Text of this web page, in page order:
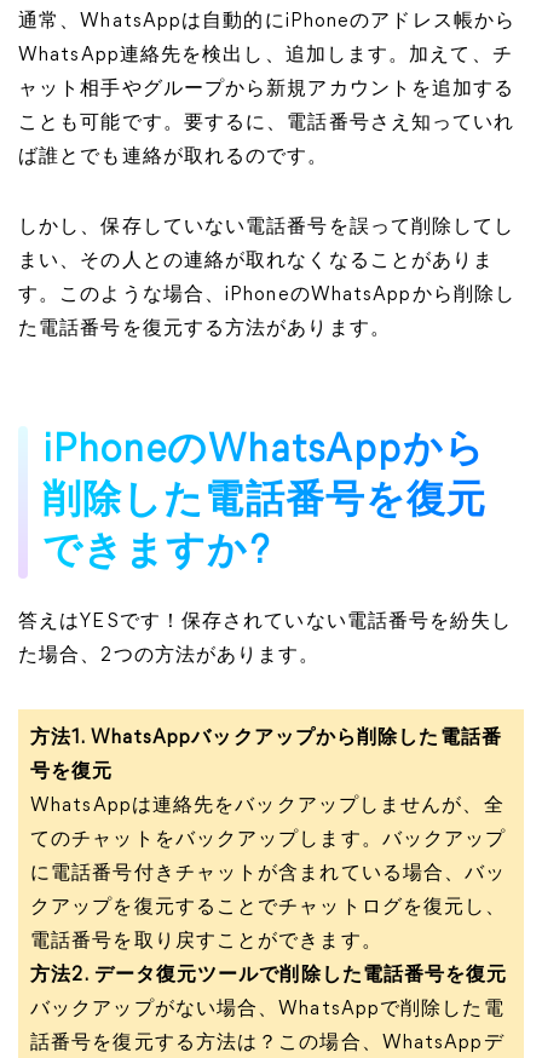
通常、WhatsAppは自動的にiPhoneのアドレス帳から
WhatsApp連絡先を検出し、追加します。加えて、チ
ャット相手やグループから新規アカウントを追加する
ことも可能です。要するに、電話番号さえ知っていれ
ば誰とでも連絡が取れるのです。
しかし、保存していない電話番号を誤って削除してし
まい、その人との連絡が取れなくなることがありま
す。このような場合、iPhoneのWhatsAppから削除し
た電話番号を復元する方法があります。
iPhoneのWhatsAppから
削除した電話番号を復元
できますか?
答えはYESです！保存されていない電話番号を紛失し
た場合、2つの方法があります。
方法1. WhatsAppバックアップから削除した電話番
号を復元
WhatsAppは連絡先をバックアップしませんが、全
てのチャットをバックアップします。バックアップ
に電話番号付きチャットが含まれている場合、バッ
クアップを復元することでチャットログを復元し、
電話番号を取り戻すことができます。
方法2. データ復元ツールで削除した電話番号を復元
バックアップがない場合、WhatsAppで削除した電
話番号を復元する方法は？この場合、WhatsAppデ